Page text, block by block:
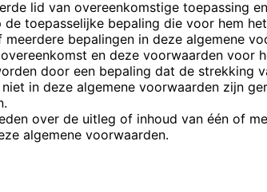
lid van overeenkomstige toepassing
de toepasselijke bepaling die voor hem
meerdere bepalingen in deze algemene
en deze voorwaarden voor
door een bepaling dat de strekking
in deze algemene voorwaarden zijn
over de uitleg of inhoud van één of
algemene voorwaarden.